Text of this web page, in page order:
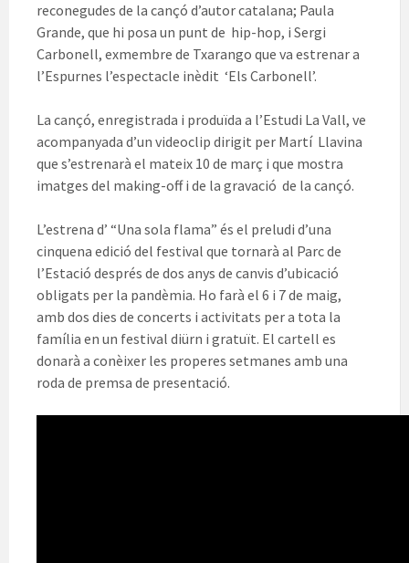
reconegudes de la cançó d’autor catalana; Paula
Grande, que hi posa un punt de hip-hop, i Sergi
Carbonell, exmembre de Txarango que va estrenar a
l’Espurnes l’espectacle inèdit ‘Els Carbonell’.
La cançó, enregistrada i produïda a l’Estudi La Vall, ve
acompanyada d’un videoclip dirigit per Martí Llavina
que s’estrenarà el mateix 10 de març i que mostra
imatges del making-off i de la gravació de la cançó.
L’estrena d’ “Una sola flama” és el preludi d’una
cinquena edició del festival que tornarà al Parc de
l’Estació després de dos anys de canvis d’ubicació
obligats per la pandèmia. Ho farà el 6 i 7 de maig,
amb dos dies de concerts i activitats per a tota la
família en un festival diürn i gratuït. El cartell es
donarà a conèixer les properes setmanes amb una
roda de premsa de presentació.